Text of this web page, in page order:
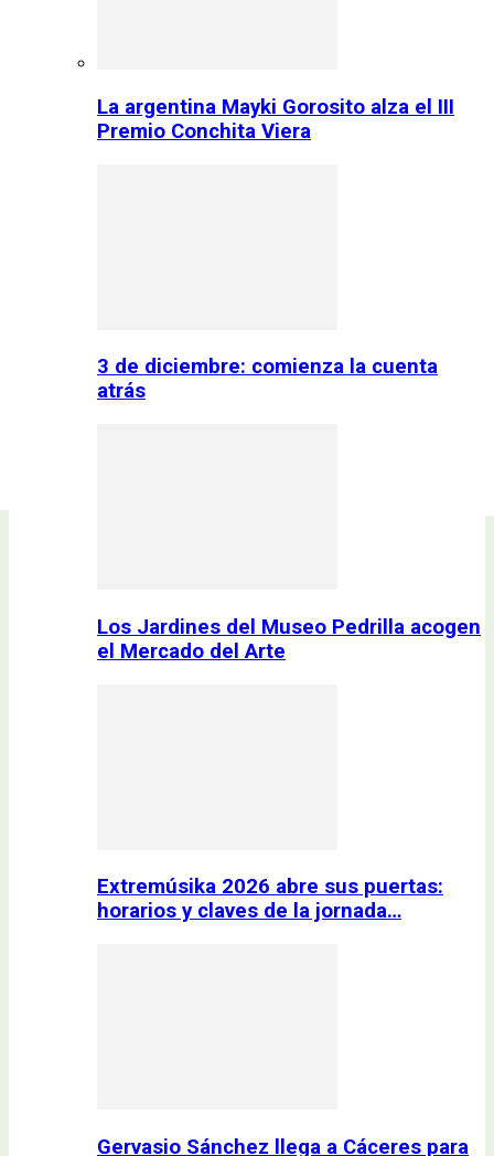
La argentina Mayki Gorosito alza el III
Premio Conchita Viera
3 de diciembre: comienza la cuenta
atrás
Los Jardines del Museo Pedrilla acogen
el Mercado del Arte
Extremúsika 2026 abre sus puertas:
horarios y claves de la jornada…
Gervasio Sánchez llega a Cáceres para